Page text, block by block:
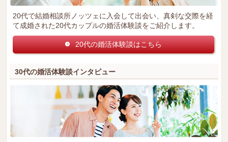
20代で結婚相談所ノッツェに入会して出会い、真剣な交際を経
て成婚された20代カップルの婚活体験談をご紹介します。
20代の婚活体験談はこちら
30代の婚活体験談インタビュー